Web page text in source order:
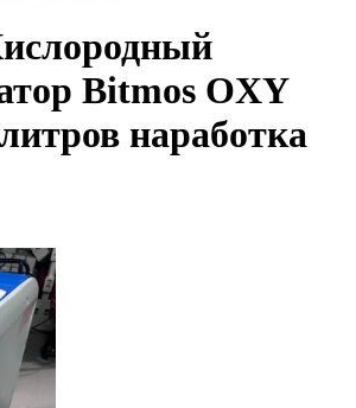
Bitmos OXY
наработка